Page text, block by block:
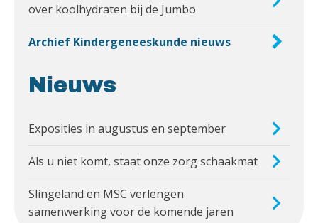
over koolhydraten bij de Jumbo
Archief Kindergeneeskunde nieuws
Nieuws
Exposities in augustus en september
Als u niet komt, staat onze zorg schaakmat
Slingeland en MSC verlengen
samenwerking voor de komende jaren